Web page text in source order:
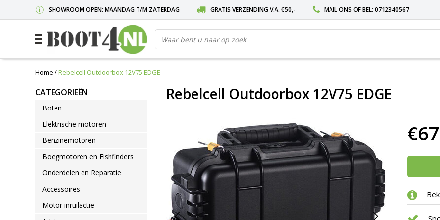
SHOWROOM OPEN: MAANDAG T/M ZATERDAG GRATIS VERZENDING V.A. €50,- MAIL ONS OF BEL: 0712340567
Home /Rebelcell Outdoorbox 12V75 EDGE
CATEGORIEËN
Boten
Elektrische motoren
Benzinemotoren
Boegmotoren en Fishfinders
Onderdelen en Reparatie
Accessoires
Motor inruilactie
Rebelcell Outdoorbox 12V75 EDGE